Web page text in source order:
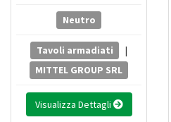
Neutro
Tavoli armadiati
|
MITTEL GROUP SRL
Visualizza Dettagli